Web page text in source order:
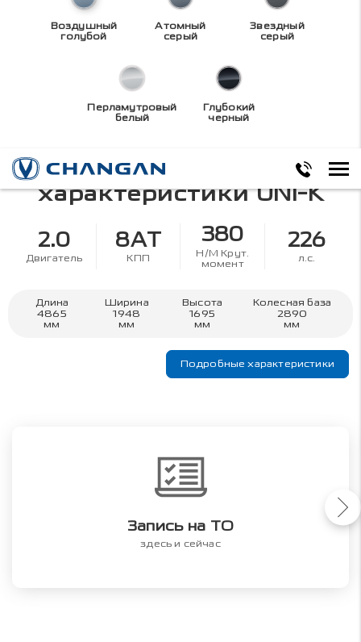
Воздушный
голубой
Атомный
серый
Звездный
серый
Перламутровый
белый
Глубокий
черный
Технические
характеристикиUNI-K
2.0
Двигатель
8AT
КПП
380
Н/М Крут.
момент
226
л.с.
Длина
4865
мм
Ширина
1948
мм
Высота
1695
мм
Колесная база
2890
мм
Подробные характеристики
Запись на ТО
здесь и сейчас